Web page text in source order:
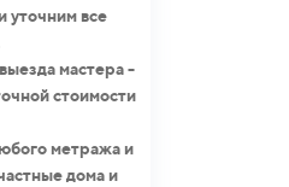
уточним все
мастера -
стоимости
метража и
дома и